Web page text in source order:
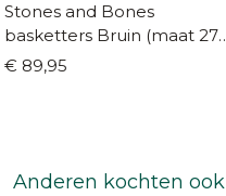
Stones and Bones
basketters Bruin (maat 27-
40)
€ 89,95
Anderen kochten ook